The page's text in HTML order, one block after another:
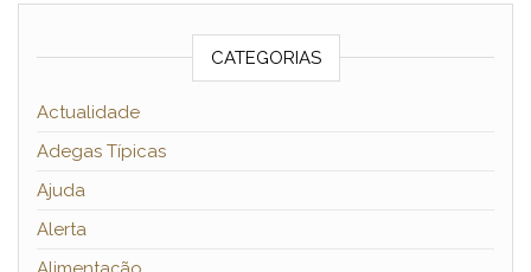
CATEGORIAS
Actualidade
Adegas Típicas
Ajuda
Alerta